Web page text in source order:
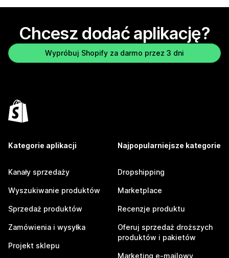
Chcesz dodać aplikację?
Wypróbuj Shopify za darmo przez 3 dni
Kategorie aplikacji
Kanały sprzedaży
Wyszukiwanie produktów
Sprzedaż produktów
Zamówienia i wysyłka
Projekt sklepu
Najpopularniejsze kategorie
Dropshipping
Marketplace
Recenzje produktu
Oferuj sprzedaż droższych
produktów i pakietów
Marketing e-mailowy